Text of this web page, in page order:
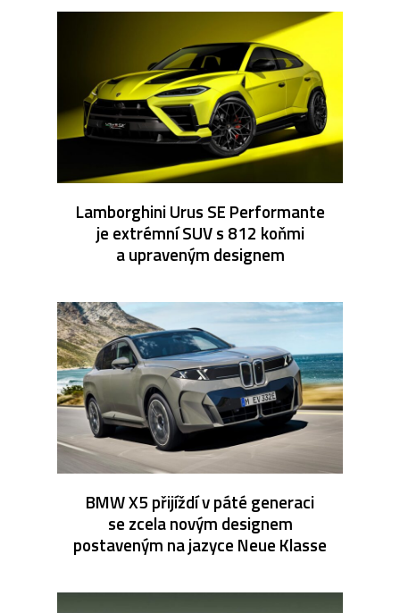
Lamborghini Urus SE Performante
je extrémní SUV s 812 koňmi
a upraveným designem
BMW X5 přijíždí v páté generaci
se zcela novým designem
postaveným na jazyce Neue Klasse